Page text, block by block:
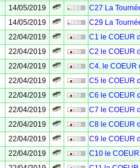
14/05/2019
C27 La
14/05/2019
C29 La
22/04/2019
C1 le COEUR
22/04/2019
C2 le COEUR
22/04/2019
C4. le COEUR
22/04/2019
C5 le COEUR
22/04/2019
C6 le COEUR
22/04/2019
C7 le COEUR
22/04/2019
C8 le COEUR
22/04/2019
C9 le COEUR
22/04/2019
C10 le